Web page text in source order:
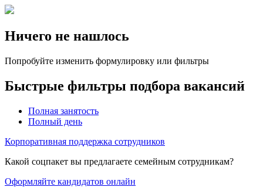
Ничего не нашлось
Попробуйте изменить формулировку или фильтры
Быстрые фильтры подбора вакансий
Полная занятость
Полный день
Корпоративная поддержка сотрудников
Какой соцпакет вы предлагаете семейным сотрудникам?
Оформляйте кандидатов онлайн